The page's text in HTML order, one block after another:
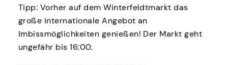
Tipp: Vorher auf dem Winterfeldtmarkt das
große internationale Angebot an
Imbissmöglichkeiten genießen! Der Markt geht
ungefähr bis 16:00.